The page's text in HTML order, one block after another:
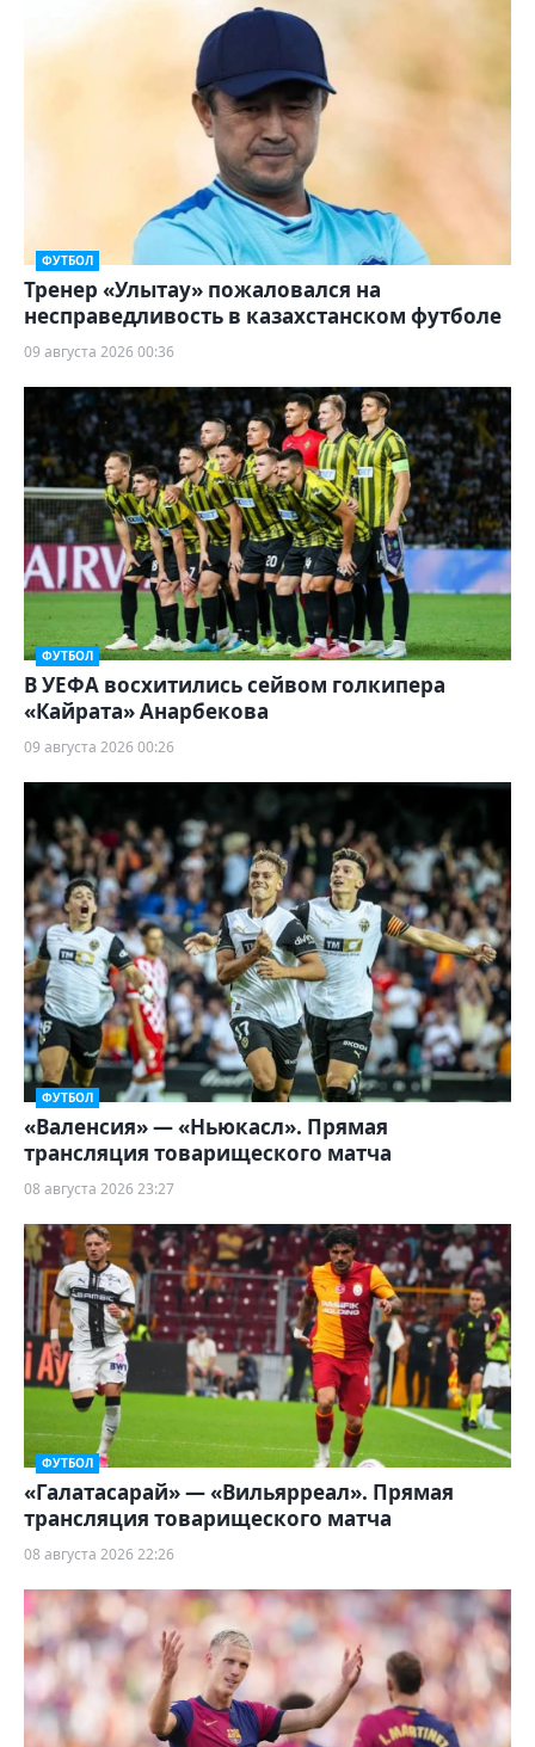
ФУТБОЛ
Тренер «Улытау» пожаловался на
несправедливость в казахстанском футболе
09 августа 2026 00:36
ФУТБОЛ
В УЕФА восхитились сейвом голкипера
«Кайрата» Анарбекова
09 августа 2026 00:26
ФУТБОЛ
«Валенсия» — «Ньюкасл». Прямая
трансляция товарищеского матча
08 августа 2026 23:27
ФУТБОЛ
«Галатасарай» — «Вильярреал». Прямая
трансляция товарищеского матча
08 августа 2026 22:26